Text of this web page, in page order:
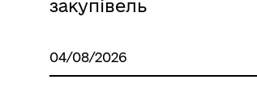
закупівель
04/08/2026